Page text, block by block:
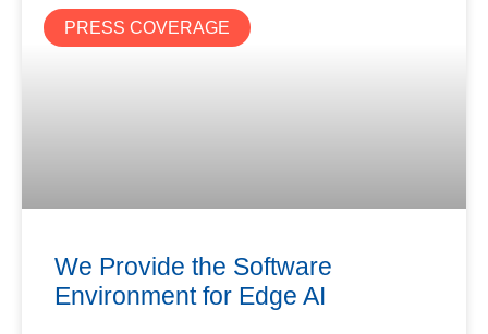
PRESS COVERAGE
We Provide the Software
Environment for Edge AI